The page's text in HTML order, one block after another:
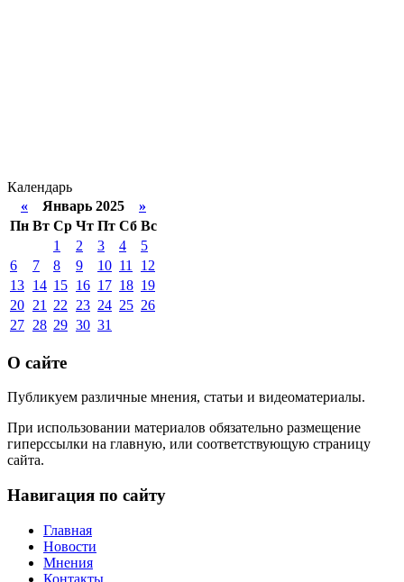
Календарь
« Январь 2025 »
Пн Вт Ср Чт Пт Сб Вс
1
2 3 4
5
6
7 8 9 10 11
12
13 14 15 16 17 18 19
20 21 22 23 24 25 26
27 28 29 30 31
О сайте
Публикуем различные мнения, статьи и видеоматериалы.
При использовании материалов обязательно размещение
гиперссылки на главную, или соответствующую страницу
сайта.
Навигация по сайту
Главная
Новости
Мнения
Контакты